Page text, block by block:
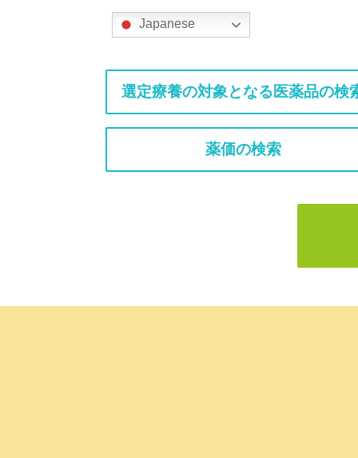
Japanese
選定療養の対象となる医薬品の検
薬価の検索